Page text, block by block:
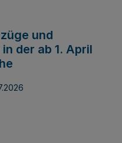
und
der ab 1. April